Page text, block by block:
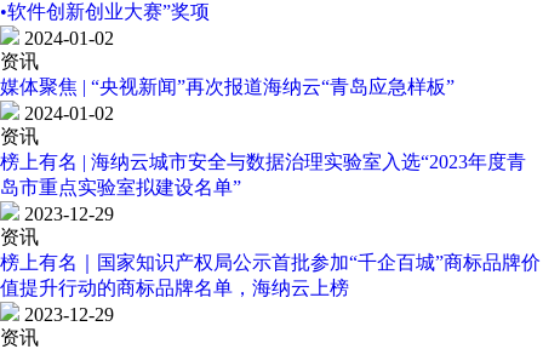
•软件创新创业大赛”奖项
2024-01-02
资讯
媒体聚焦 | “央视新闻”再次报道海纳云“青岛应急样板”
2024-01-02
资讯
榜上有名 | 海纳云城市安全与数据治理实验室入选“2023年度青
岛市重点实验室拟建设名单”
2023-12-29
资讯
榜上有名｜国家知识产权局公示首批参加“千企百城”商标品牌价
值提升行动的商标品牌名单，海纳云上榜
2023-12-29
资讯